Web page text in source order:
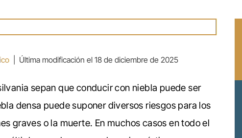
Última modificación el 18 de diciembre de 2025
sepan que conducir con niebla puede ser
densa puede suponer diversos riesgos para los
graves o la muerte. En muchos casos en todo el